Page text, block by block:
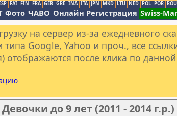
FAI FIN FRA GER GRE INA ITA JPN MKD LTU NED POL POR ROU
Фото ЧАВО Онлайн Регистрация Swiss-
на сервер из-за ежедневного
Google, Yahoo и проч., все
отображаются после клика по
до 9 лет (2011 - 2014 г.р.)